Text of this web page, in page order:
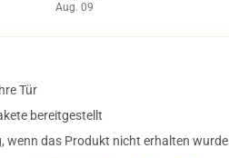
Aug. 09
Tür
bereitgestellt
wenn das Produkt nicht erhalten wurde